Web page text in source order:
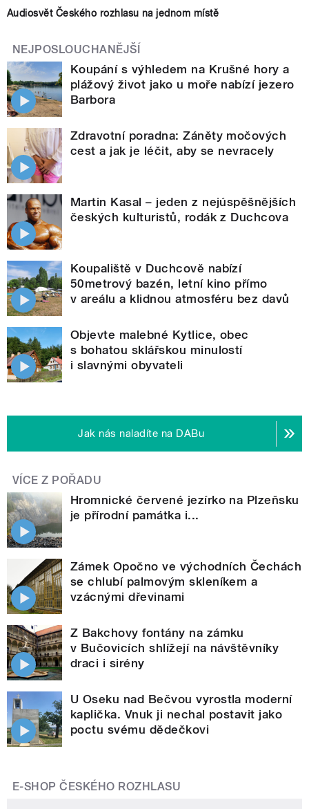
Audiosvět Českého rozhlasu na jednom místě
NEJPOSLOUCHANĚJŠÍ
Koupání s výhledem na Krušné hory a
plážový život jako u moře nabízí jezero
Barbora
Zdravotní poradna: Záněty močových
cest a jak je léčit, aby se nevracely
Martin Kasal – jeden z nejúspěšnějších
českých kulturistů, rodák z Duchcova
Koupaliště v Duchcově nabízí
50metrový bazén, letní kino přímo
v areálu a klidnou atmosféru bez davů
Objevte malebné Kytlice, obec
s bohatou sklářskou minulostí
i slavnými obyvateli
Jak nás naladíte na DABu
VÍCE Z POŘADU
Hromnické červené jezírko na Plzeňsku
je přírodní památka i...
Zámek Opočno ve východních Čechách
se chlubí palmovým skleníkem a
vzácnými dřevinami
Z Bakchovy fontány na zámku
v Bučovicích shlížejí na návštěvníky
draci i sirény
U Oseku nad Bečvou vyrostla moderní
kaplička. Vnuk ji nechal postavit jako
poctu svému dědečkovi
E-SHOP ČESKÉHO ROZHLASU